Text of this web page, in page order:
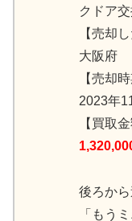
クドア
【売却
大阪府
【売却時
2023年
【買取金
後ろか
「もう